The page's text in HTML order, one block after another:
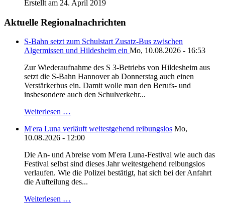
Erstellt am 24. April 2019
Aktuelle Regionalnachrichten
S-Bahn setzt zum Schulstart Zusatz-Bus zwischen
Algermissen und Hildesheim ein Mo, 10.08.2026 - 16:53
Zur Wiederaufnahme des S 3-Betriebs von Hildesheim aus
setzt die S-Bahn Hannover ab Donnerstag auch einen
Verstärkerbus ein. Damit wolle man den Berufs- und
insbesondere auch den Schulverkehr...
Weiterlesen …
M'era Luna verläuft weitestgehend reibungslos Mo,
10.08.2026 - 12:00
Die An- und Abreise vom M'era Luna-Festival wie auch das
Festival selbst sind dieses Jahr weitestgehend reibungslos
verlaufen. Wie die Polizei bestätigt, hat sich bei der Anfahrt
die Aufteilung des...
Weiterlesen …